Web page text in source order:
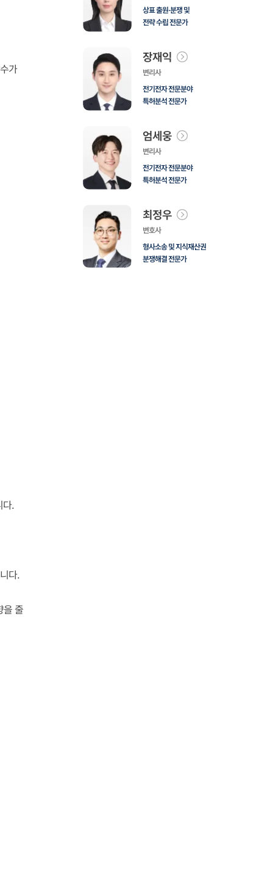
가
다.
다.
을 줄
상표 출원·분쟁 및
전략 수립 전문가
장재익
변리사
전기전자 전문분야
특허분석 전문가
엄세웅
변리사
전기전자 전문분야
특허분석 전문가
최정우
변호사
형사소송 및 지식재산권
분쟁해결 전문가